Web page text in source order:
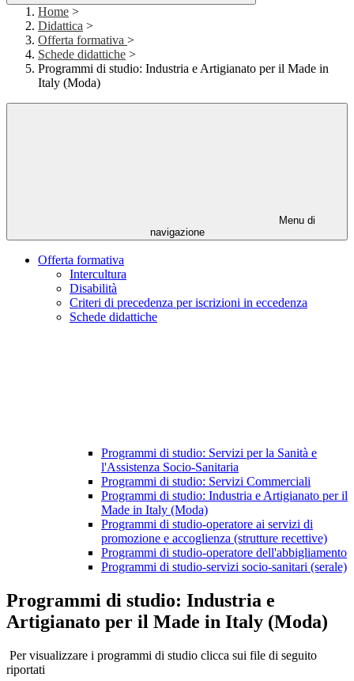
Home >
Didattica >
Offerta formativa >
Schede didattiche >
Programmi di studio: Industria e Artigianato per il Made in
Italy (Moda)
Menu di
navigazione
Offerta formativa
Intercultura
Disabilità
Criteri di precedenza per iscrizioni in eccedenza
Schede didattiche
Programmi di studio: Servizi per la Sanità e
l'Assistenza Socio-Sanitaria
Programmi di studio: Servizi Commerciali
Programmi di studio: Industria e Artigianato per il
Made in Italy (Moda)
Programmi di studio-operatore ai servizi di
promozione e accoglienza (strutture recettive)
Programmi di studio-operatore dell'abbigliamento
Programmi di studio-servizi socio-sanitari (serale)
Programmi di studio: Industria e
Artigianato per il Made in Italy (Moda)
Per visualizzare i programmi di studio clicca sui file di seguito
riportati